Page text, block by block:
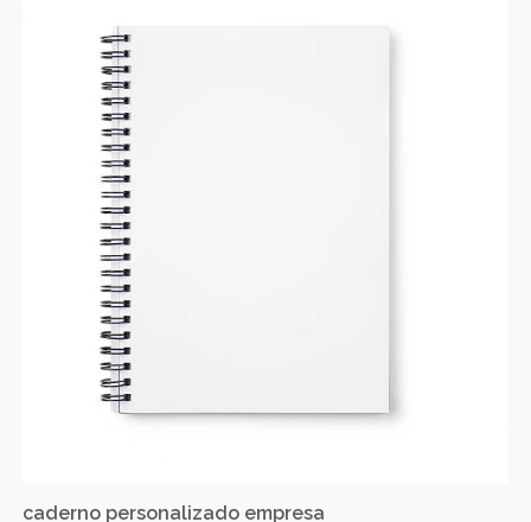
caderno personalizado empresa